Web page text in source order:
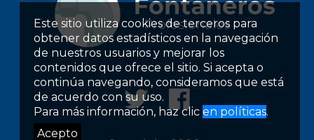
Este sitio utiliza cookies de terceros para
obtener datos estadísticos en la navegación
de nuestros usuarios y mejorar los
contenidos que ofrece el sitio. Si acepta o
continúa navegando, consideramos que está
de acuerdo con su uso.
Para más información, haz clic en políticas.
Acepto